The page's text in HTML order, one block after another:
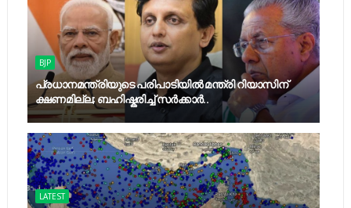
BJP
പ്രധാനമന്ത്രിയുടെ പരിപാടിയില്‍ മന്ത്രി റിയാസിന്
ക്ഷണമില്ല; ബഹിഷ്കരിച്ച് സർക്കാർ..
LATEST